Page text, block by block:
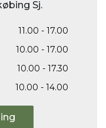
Sj.
11.00 - 17.00
10.00 - 17.00
10.00 - 17.30
10.00 - 14.00